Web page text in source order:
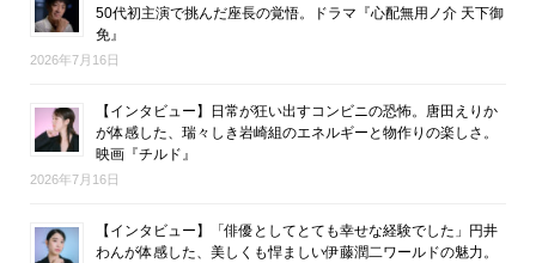
50代初主演で挑んだ座長の覚悟。ドラマ『心配無用ノ介 天下御
免』
2026年7月16日
【インタビュー】日常が狂い出すコンビニの恐怖。唐田えりか
が体感した、瑞々しき岩崎組のエネルギーと物作りの楽しさ。
映画『チルド』
2026年7月16日
【インタビュー】「俳優としてとても幸せな経験でした」円井
わんが体感した、美しくも悍ましい伊藤潤二ワールドの魅力。